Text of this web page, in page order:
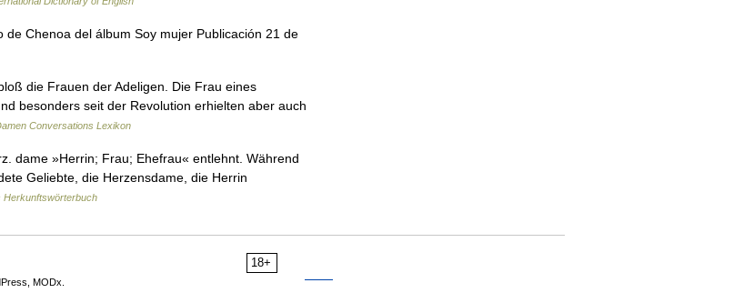
Chenoa del álbum Soy mujer Publicación 21 de
die Frauen der Adeligen. Die Frau eines
besonders seit der Revolution erhielten aber auch
Conversations Lexikon
dame »Herrin; Frau; Ehefrau« entlehnt. Während
Geliebte, die Herzensdame, die Herrin
Herkunftswörterbuch
18+
MODx.